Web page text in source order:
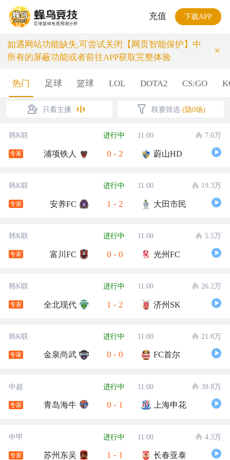
充值 下载APP
如遇网站功能缺失,可尝试关闭【网页智能保护】中
所有的屏蔽功能或者前往APP获取完整体验
×
热门 足球 篮球 LOL DOTA2 CS:GO
只看主播 联赛筛选 (隐0场)
韩K联 进行中 11:00 7.0万
专家 浦项铁人 0 - 2 蔚山HD
韩K联 进行中 11:00 19.3万
专家 安养FC 1 - 2 大田市民
韩K联 进行中 11:00 5.5万
专家 富川FC 0 - 0 光州FC
韩K联 进行中 11:00 26.2万
专家 全北现代 1 - 2 济州SK
韩K联 进行中 11:00 21.8万
专家 金泉尚武 0 - 0 FC首尔
中超 进行中 11:00 39.8万
专家 青岛海牛 0 - 1 上海申花
中甲 进行中 11:00 4.3万
专家 苏州东吴 1 - 1 长春亚泰